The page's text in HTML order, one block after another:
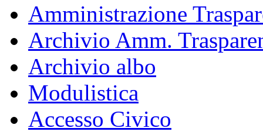
Amministrazione
Archivio Amm.
Archivio albo
Modulistica
Accesso Civico